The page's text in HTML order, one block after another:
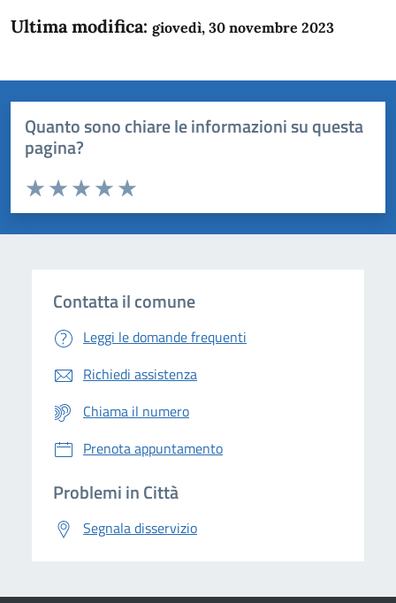
Ultima modifica: giovedì, 30 novembre 2023
Quanto sono chiare le informazioni su questa
pagina?
Domanda
Valuta da 1 a 5 stelle la pagina
Valuta 5 stelle su 5
Valuta 4 stelle su 5
Valuta 3 stelle su 5
Valuta 2 stelle su 5
Valuta 1 stelle su 5
Contatta il comune
Leggi le domande frequenti
Richiedi assistenza
Chiama il numero
Prenota appuntamento
Problemi in Città
Segnala disservizio